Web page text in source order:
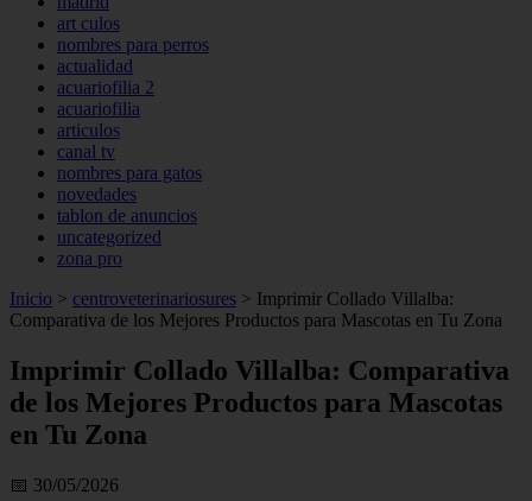
art culos
nombres para perros
actualidad
acuariofilia 2
acuariofilia
articulos
canal tv
nombres para gatos
novedades
tablon de anuncios
uncategorized
zona pro
Inicio > centroveterinariosures > Imprimir Collado Villalba:
Comparativa de los Mejores Productos para Mascotas en Tu Zona
Imprimir Collado Villalba: Comparativa
de los Mejores Productos para Mascotas
en Tu Zona
📅 30/05/2026